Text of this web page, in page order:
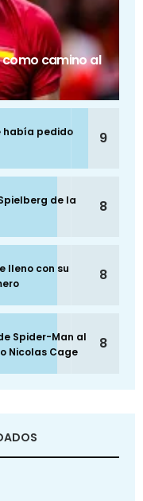
como camino al
había pedido
9
de la
8
lleno con su
8
Spider-Man al
Nicolas Cage
8